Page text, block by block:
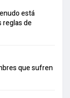
está
reglas de
que sufren